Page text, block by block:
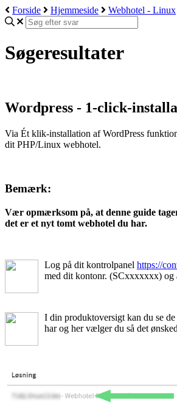
Forside Hjemmeside Webhotel - Linux
Søgeresultater
Wordpress - 1-click-
Via Ét klik-installation af WordPress
dit PHP/Linux webhotel.
Bemærk:
Vær opmærksom på, at denne guide
det er et nyt tomt webhotel du har.
Log på dit kontrolpanel https://
med dit kontonr. (SCxxxxxxx) og
I din produktoversigt kan du se
har og her vælger du så det